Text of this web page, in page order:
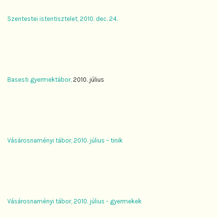
Szentestei istentisztelet, 2010. dec. 24.
Basesti gyermektábor, 2010. július
Vásárosnaményi tábor, 2010. július – tinik
Vásárosnaményi tábor, 2010. július - gyermekek